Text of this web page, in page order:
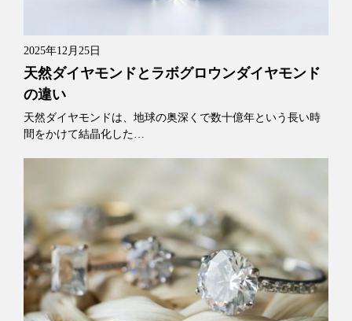
2025年12月25日
天然ダイヤモンドとラボグロウンダイヤモンド
の違い
天然ダイヤモンドは、地球の奥深くで数十億年という長い時
間をかけて結晶化した…